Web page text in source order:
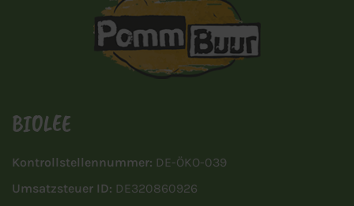
BIOLEE
Kontrollstellennummer: DE-ÖKO-039
Umsatzsteuer ID: DE320860926